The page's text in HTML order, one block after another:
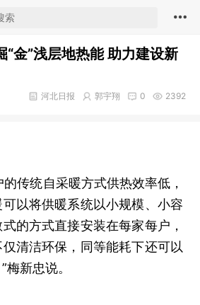
“金”浅层地热能 助力建设新
2392
0
郭宇翔
河北日报
的传统自采暖方式供热效率低，
以将供暖系统以小规模、小容
的方式直接安装在每家每户，
清洁环保，同等能耗下还可以
新忠说。